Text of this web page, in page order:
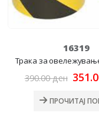
16319
Трака за
390.00ден
was:
ПРОЧИТАЈ